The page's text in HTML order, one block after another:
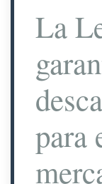
La
para